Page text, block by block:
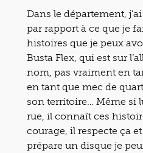
Dans le département,
par rapport à ce que je
histoires que je peux
Busta Flex, qui est sur
nom, pas vraiment en
en tant que mec de
son territoire… Même si
rue, il connaît ces
courage, il respecte ça
prépare un disque je